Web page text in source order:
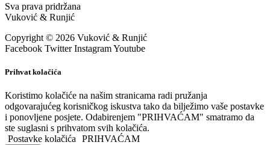
Sva prava pridržana
Vuković & Runjić
Copyright © 2026 Vuković & Runjić
Facebook Twitter InstagramYoutube
Prihvat kolačića
Koristimo kolačiće na našim stranicama radi pružanja
odgovarajućeg korisničkog iskustva tako da bilježimo vaše postavke
i ponovljene posjete. Odabirenjem "PRIHVAĆAM" smatramo da
ste suglasni s prihvatom svih kolačića.
Postavke kolačića
PRIHVAĆAM